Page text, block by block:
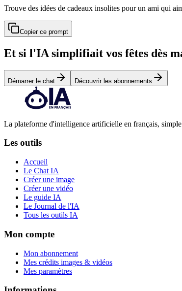
Trouve des idées de cadeaux insolites pour un ami qui
Copier ce prompt
Et si l'IA simplifiait vos fêtes dès
Démarrer le chat Découvrir les abonnements
La plateforme d'intelligence artificielle en français, simple
Les outils
Accueil
Le Chat IA
Créer une image
Créer une vidéo
Le guide IA
Le Journal de l'IA
Tous les outils IA
Mon compte
Mon abonnement
Mes crédits images & vidéos
Mes paramètres